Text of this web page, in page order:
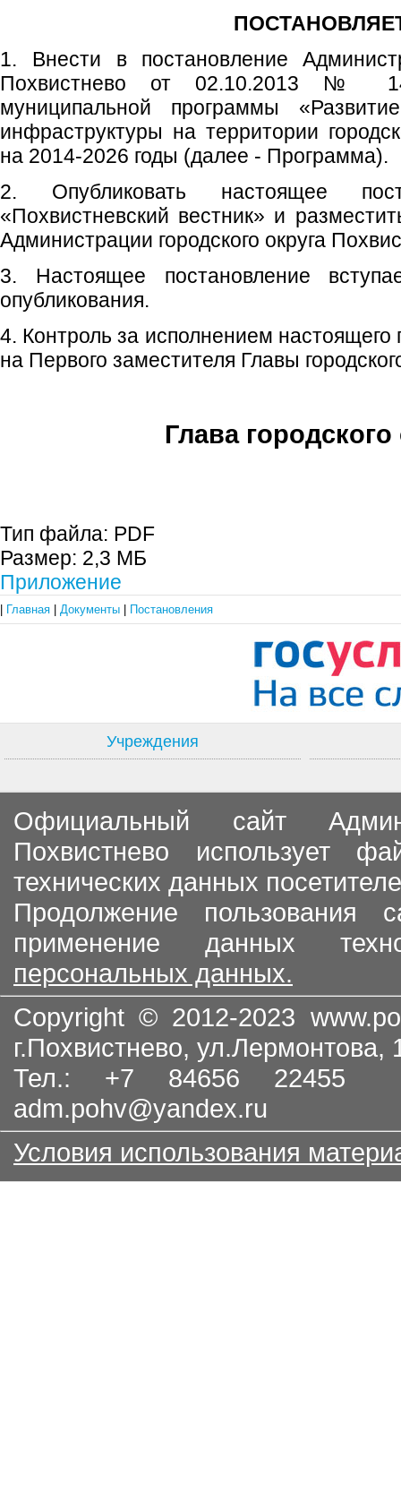
1. Внести в постановление
Похвистнево от 02.10.2013 №
муниципальной программы
инфраструктуры на территории
на 2014-2026 годы (далее - Программа).
2. Опубликовать настоящее
«Похвистневский вестник» и
Администрации городского округа
3. Настоящее постановление
опубликования.
4. Контроль за исполнением настоящего
на Первого заместителя Главы
Глава городского
Тип файла: PDF
Размер: 2,3 МБ
Приложение
Главная Документы Постановления
Учреждения
Официальный сайт
Похвистнево использует
технических данных
Продолжение пользования
применение данных
персональных данных.
Copyright © 2012-2023
г.Похвистнево, ул.Лермонтова,
Тел.: +7 84656
adm.pohv@yandex.ru
Условия использования